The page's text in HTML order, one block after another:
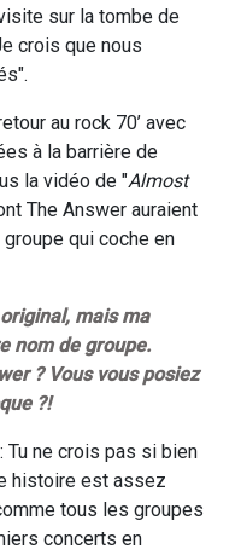
sur la tombe de
crois que nous
au rock 70’ avec
à la barrière de
la vidéo de "Almost
The Answer auraient
qui coche en
mais ma
nom de groupe.
? Vous vous posiez
?!
Tu ne crois pas si bien
histoire est assez
tous les groupes
concerts en